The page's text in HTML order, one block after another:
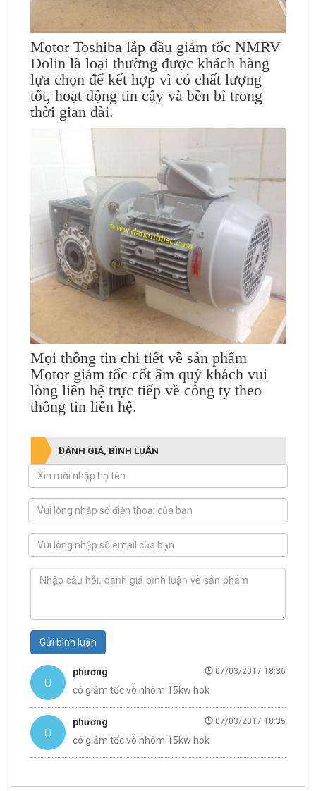
Motor Toshiba lắp đầu giảm tốc NMRV
Dolin là loại thường được khách hàng
lựa chọn để kết hợp vì có chất lượng
tốt, hoạt động tin cậy và bền bỉ trong
thời gian dài.
Mọi thông tin chi tiết về sản phẩm
Motor giảm tốc cốt âm quý khách vui
lòng liên hệ trực tiếp về công ty theo
thông tin liên hệ.
ĐÁNH GIÁ, BÌNH LUẬN
Gửi bình luận
phương 07/03/2017 18:36
có giảm tốc võ nhôm 15kw hok
phương 07/03/2017 18:35
có giảm tốc võ nhôm 15kw hok